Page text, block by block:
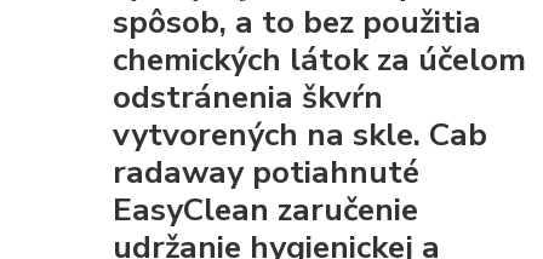
spôsob, a to bez použitia
chemických látok za účelom
odstránenia škvŕn
vytvorených na skle. Cab
radaway potiahnuté
EasyClean zaručenie
udržanie hygienickej a